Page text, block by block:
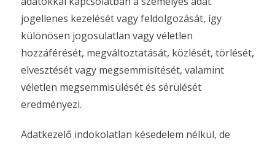
jogellenes kezelését vagy feldolgozását, így
különösen jogosulatlan vagy véletlen
hozzáférését, megváltoztatását, közlését, törlését,
elvesztését vagy megsemmisítését, valamint
véletlen megsemmisülését és sérülését
eredményezi.
Adatkezelő indokolatlan késedelem nélkül, de